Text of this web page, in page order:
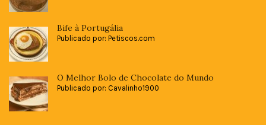
Bife à Portugália
Publicado por: Petiscos.com
O Melhor Bolo de Chocolate do Mundo
Publicado por: Cavalinho1900